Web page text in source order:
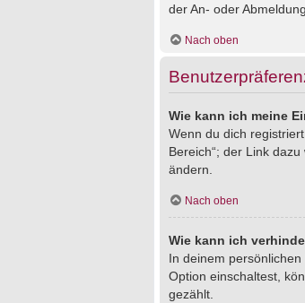
der An- oder
Nach oben
Wie kann ich meine
Wenn du dich
Bereich“; der Link
ändern.
Nach oben
Wie kann ich
In deinem
Option einschaltest,
gezählt.